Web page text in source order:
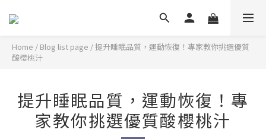
Home / Blog list page /提升睡眠品質，運動恢復！專家教你挑選優質
酸櫻桃汁
提升睡眠品質，運動恢復！專
家教你挑選優質酸櫻桃汁